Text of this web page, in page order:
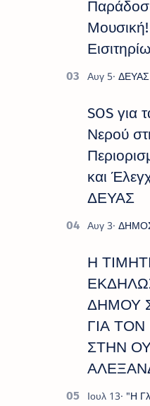
SOS για
Νερού
και
ΔΕΥΑΣ
Η
ΔΗΜΟΥ
ΓΙΑ
ΣΤΗΝ